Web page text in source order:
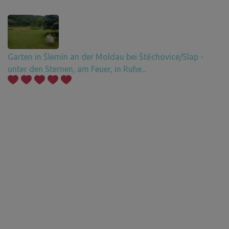
Garten in Šlemín an der Moldau bei Štěchovice/Slap -
unter den Sternen, am Feuer, in Ruhe...